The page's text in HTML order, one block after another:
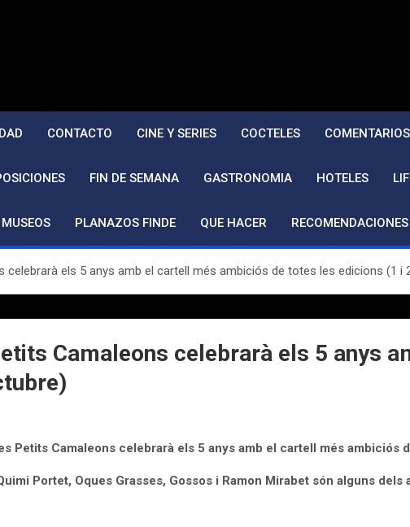
CONTACTO CINE Y SERIES COCTELES
FIN DE SEMANA GASTRONOMIA HOTELES
MUSEOS PLANAZOS FINDE QUE HACER RECOMENDACIONES
celebrarà els 5 anys amb el cartell més ambiciós de totes les edicions (1 i
Camaleons celebrarà els 5 anys
Petits Camaleons celebrarà els 5 anys amb el cartell més ambiciós
Portet, Oques Grasses, Gossos i Ramon Mirabet són alguns